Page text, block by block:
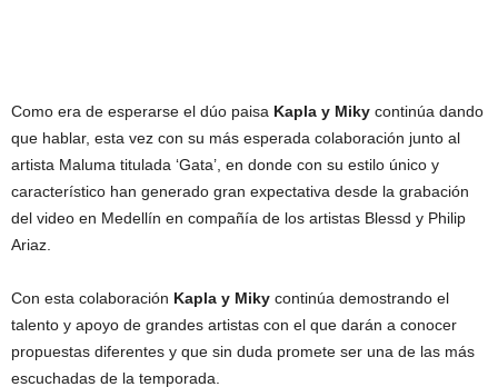
Como era de esperarse el dúo paisa Kapla y Miky continúa dando
que hablar, esta vez con su más esperada colaboración junto al
artista Maluma titulada ‘Gata’, en donde con su estilo único y
característico han generado gran expectativa desde la grabación
del video en Medellín en compañía de los artistas Blessd y Philip
Ariaz.
Con esta colaboración Kapla y Miky continúa demostrando el
talento y apoyo de grandes artistas con el que darán a conocer
propuestas diferentes y que sin duda promete ser una de las más
escuchadas de la temporada.